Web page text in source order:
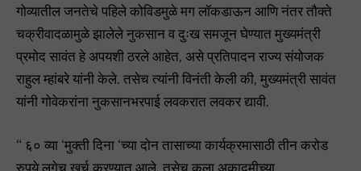
गोव्यातील जनतेचे पहिले कोविडमुळे मग लॉकडाऊन आणि नंतर तौक्ते
चक्रीवादळामुळे झालेले नुकसान व दुःख समजून घेण्यात मुख्यमंत्री
प्रमोद सावंत हे अपयशी ठरले आहेत, असे प्रतिपादन राज्य संयोजक
राहुल म्हांबरे यांनी केले. तसेच त्यांनी विनंती केली की, मुख्यमंत्री सावंत
यांनी गोवेकरांना नुकसानभरपाई लवकरात लवकर द्यावी.
“ ६० व्या ‘मुक्ती दिना ‘च्या दोन तासाच्या कार्यक्रमासाठी तीन करोड